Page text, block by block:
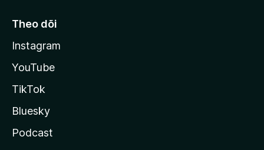
Theo dõi
Instagram
YouTube
TikTok
Bluesky
Podcast